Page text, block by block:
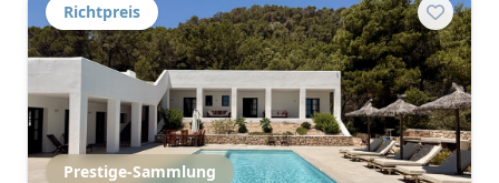
Richtpreis
Prestige-Sammlung